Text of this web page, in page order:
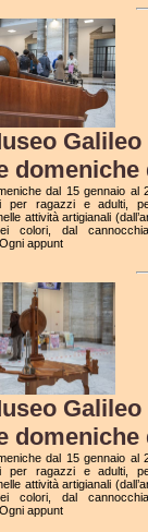
domeniche
dal 15 gennaio al
per ragazzi e adulti,
attività artigianali
colori, dal
appunt
domeniche
dal 15 gennaio al
per ragazzi e adulti,
attività artigianali
colori, dal
appunt